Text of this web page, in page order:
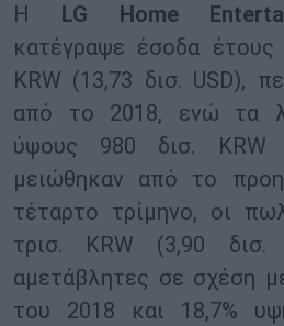
Η
LG Home
κατέγραψε έσοδα
KRW (13,73 δισ. USD),
από το 2018, ενώ τα
ύψους 980 δισ. KRW
μειώθηκαν από το
τέταρτο τρίμηνο, οι
τρισ. KRW (3,90 δισ.
αμετάβλητες σε σχέση
του 2018 και 18,7%